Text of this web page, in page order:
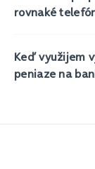
rovnaké
Keď využijem
peniaze na